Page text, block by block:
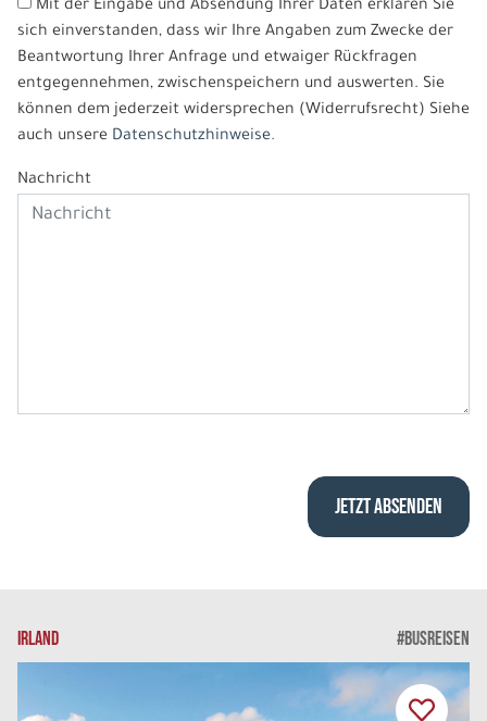
Mit der Eingabe und Absendung Ihrer Daten erklären Sie
sich einverstanden, dass wir Ihre Angaben zum Zwecke der
Beantwortung Ihrer Anfrage und etwaiger Rückfragen
entgegennehmen, zwischenspeichern und auswerten. Sie
können dem jederzeit widersprechen (Widerrufsrecht) Siehe
auch unsere Datenschutzhinweise.
Nachricht
IRLAND #BUSREISEN